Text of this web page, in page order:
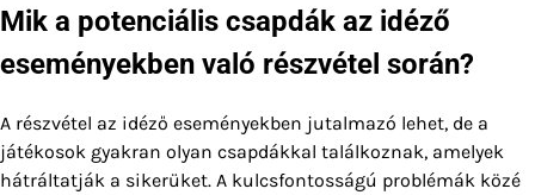
Mik a potenciális csapdák az idéző
eseményekben való részvétel során?
A részvétel az idéző eseményekben jutalmazó lehet, de a
játékosok gyakran olyan csapdákkal találkoznak, amelyek
hátráltatják a sikerüket. A kulcsfontosságú problémák közé